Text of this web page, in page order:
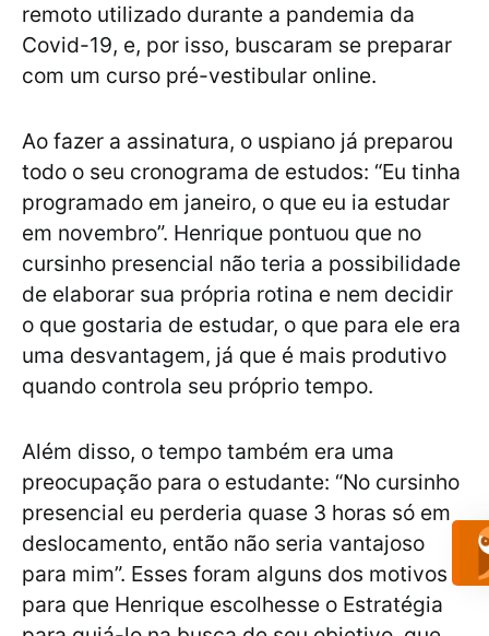
remoto utilizado durante a pandemia da
Covid-19, e, por isso, buscaram se preparar
com um curso pré-vestibular online.
Ao fazer a assinatura, o uspiano já preparou
todo o seu cronograma de estudos: “Eu tinha
programado em janeiro, o que eu ia estudar
em novembro”. Henrique pontuou que no
cursinho presencial não teria a possibilidade
de elaborar sua própria rotina e nem decidir
o que gostaria de estudar, o que para ele era
uma desvantagem, já que é mais produtivo
quando controla seu próprio tempo.
Além disso, o tempo também era uma
preocupação para o estudante: “No cursinho
presencial eu perderia quase 3 horas só em
deslocamento, então não seria vantajoso
para mim”. Esses foram alguns dos motivos
para que Henrique escolhesse o Estratégia